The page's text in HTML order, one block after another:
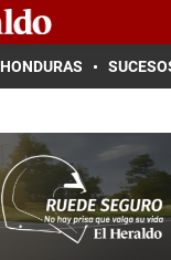
HONDURAS